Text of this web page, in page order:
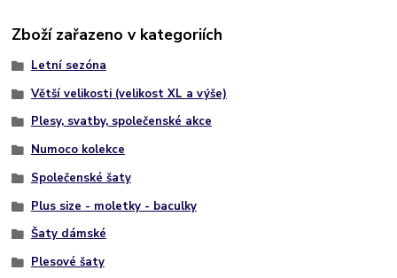
Zboží zařazeno v kategoriích
Letní sezóna
Větší velikosti (velikost XL a výše)
Plesy, svatby, společenské akce
Numoco kolekce
Společenské šaty
Plus size - moletky - baculky
Šaty dámské
Plesové šaty